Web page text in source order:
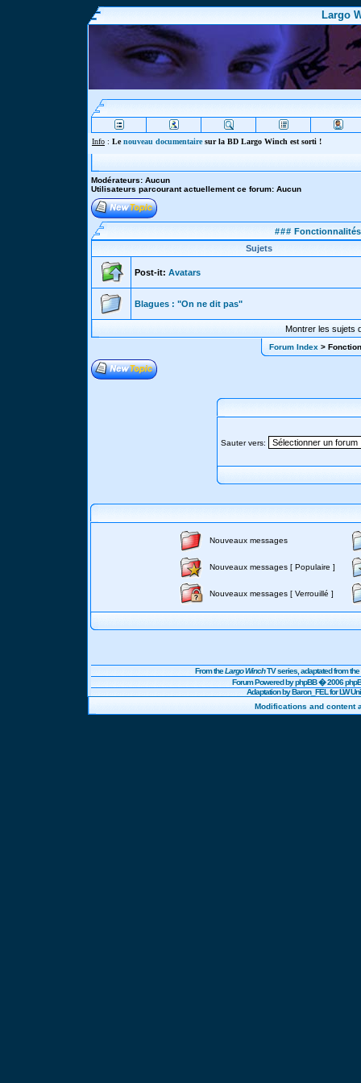
Largo
Info : Lenouveau documentairesur la BD Largo Winch est sorti !
Modérateurs: Aucun
Utilisateurs parcourant actuellement ce forum: Aucun
###
Sujets
Post-it: Avatars
Blagues : "On ne dit pas"
Montrer les sujets
Forum Index >
Sauter vers:
Nouveaux messages
Nouveaux messages [ Populaire ]
Nouveaux messages [ Verrouillé ]
From theLargo WinchTV series, adaptated from
Forum Powered byphpBB� 2006
Adaptation by Baron_FEL for LW
Modifications and content